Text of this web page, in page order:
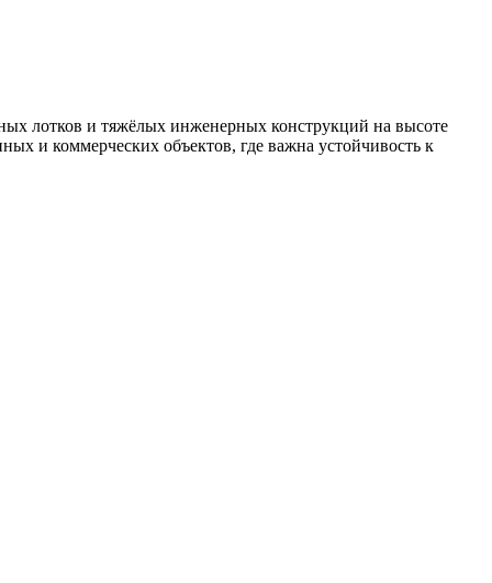
лотков и тяжёлых инженерных конструкций на высоте
и коммерческих объектов, где важна устойчивость к